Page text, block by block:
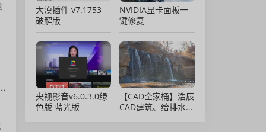
、0x00000040、0x00000bc4等错误
大漠插件 v7.1753
破解版
NVIDIA显卡面板一
键修复
央视影音v6.0.3.0绿
色版 蓝光版
【CAD全家桶】浩辰
CAD建筑、给排水、